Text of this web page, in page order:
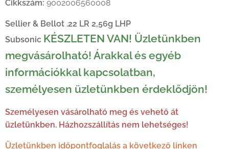
Cikkszám: 9002006560008
Sellier & Bellot .22 LR 2,56g LHP
Subsonic KÉSZLETEN VAN! Üzletünkben
megvásárolható! Árakkal és egyéb
információkkal kapcsolatban,
személyesen üzletünkben érdeklődjön!
Személyesen vásárolható meg és vehető át
üzletünkben. Házhozszállítás nem lehetséges!
Üzletünkben időpontfoglalás a következő linken